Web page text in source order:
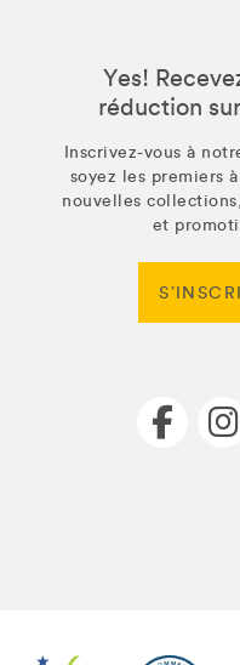
Yes!
réduction
Inscrivez-vous à
soyez les premiers
nouvelles
et